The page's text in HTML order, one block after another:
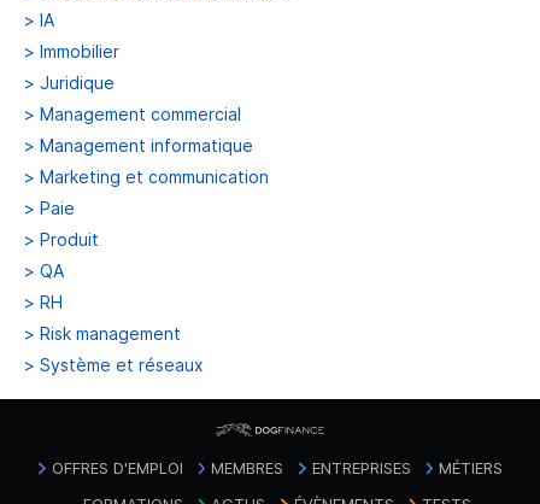
> IA
> Immobilier
> Juridique
> Management commercial
> Management informatique
> Marketing et communication
> Paie
> Produit
> QA
> RH
> Risk management
> Système et réseaux
OFFRES D'EMPLOI MEMBRES ENTREPRISES
MÉTIERS